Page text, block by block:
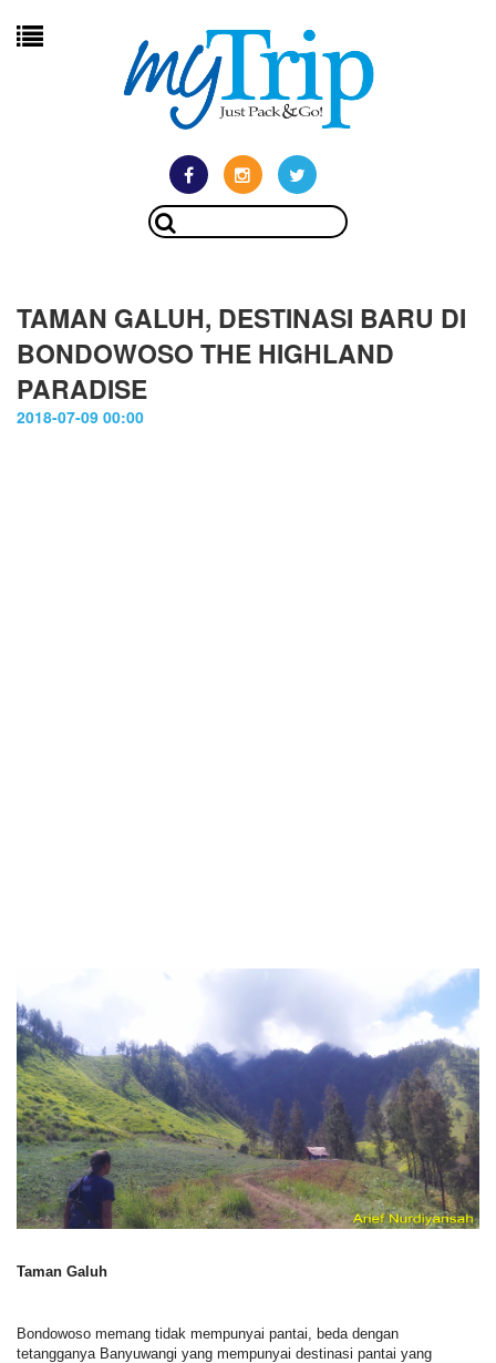
TAMAN GALUH, DESTINASI BARU DI
BONDOWOSO THE HIGHLAND
PARADISE
2018-07-09 00:00
Taman Galuh
Bondowoso memang tidak mempunyai pantai, beda dengan
tetangganya Banyuwangi yang mempunyai destinasi pantai yang